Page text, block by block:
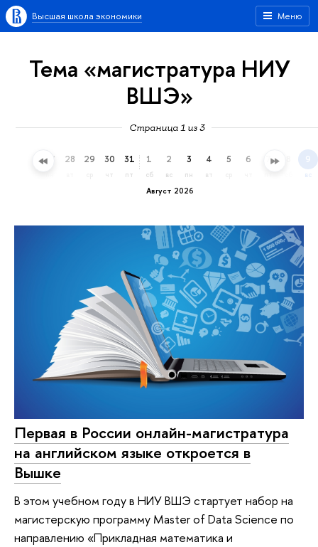
Меню
Высшая школа экономики
Тема «магистратура НИУ
ВШЭ»
Страница 1 из 3
27 28 29 30
чт
31
пт
Август 2026
1
сб
2
вс
3
пн
4
вт
5 6 7 9
вс
Первая в России онлайн-магистратура
на английском языке откроется в
Вышке
В этом учебном году в НИУ ВШЭ стартует набор на
магистерскую программу Master of Data Science по
направлению «Прикладная математика и